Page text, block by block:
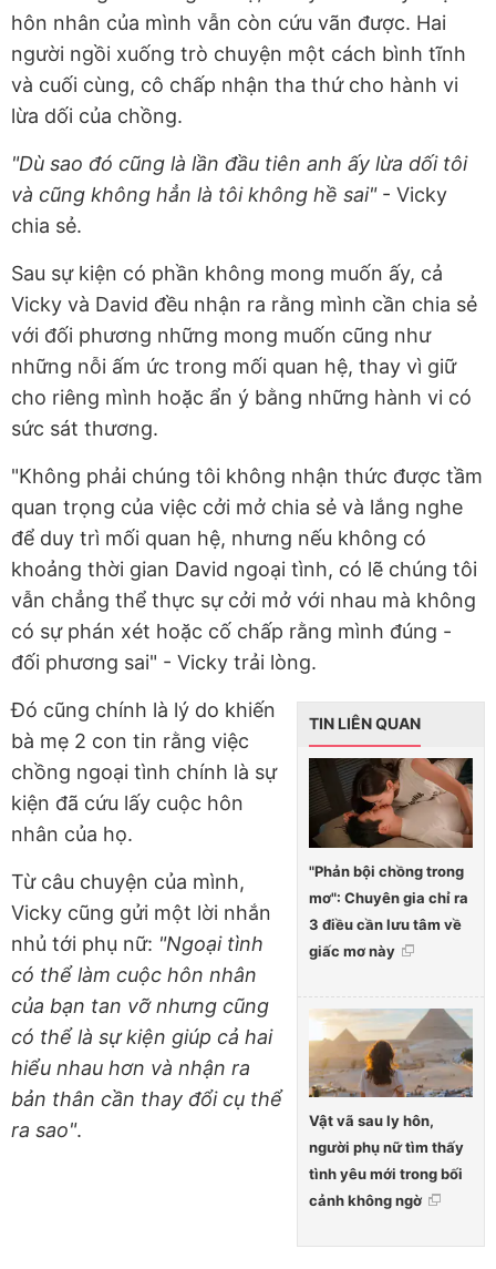
hôn nhân của mình vẫn còn cứu vãn được. Hai
người ngồi xuống trò chuyện một cách bình tĩnh
và cuối cùng, cô chấp nhận tha thứ cho hành vi
lừa dối của chồng.
"Dù sao đó cũng là lần đầu tiên anh ấy lừa dối tôi
và cũng không hẳn là tôi không hề sai"- Vicky
chia sẻ.
Sau sự kiện có phần không mong muốn ấy, cả
Vicky và David đều nhận ra rằng mình cần chia sẻ
với đối phương những mong muốn cũng như
những nỗi ấm ức trong mối quan hệ, thay vì giữ
cho riêng mình hoặc ẩn ý bằng những hành vi có
sức sát thương.
"Không phải chúng tôi không nhận thức được tầm
quan trọng của việc cởi mở chia sẻ và lắng nghe
để duy trì mối quan hệ, nhưng nếu không có
khoảng thời gian David ngoại tình, có lẽ chúng tôi
vẫn chẳng thể thực sự cởi mở với nhau mà không
có sự phán xét hoặc cố chấp rằng mình đúng -
đối phương sai" - Vicky trải lòng.
TIN LIÊN QUAN
"Phản bội chồng trong
mơ": Chuyên gia chỉ ra
3 điều cần lưu tâm về
giấc mơ này
Vật vã sau ly hôn,
người phụ nữ tìm thấy
tình yêu mới trong bối
cảnh không ngờ
Đó cũng chính là lý do khiến
bà mẹ 2 con tin rằng việc
chồng ngoại tình chính là sự
kiện đã cứu lấy cuộc hôn
nhân của họ.
Từ câu chuyện của mình,
Vicky cũng gửi một lời nhắn
nhủ tới phụ nữ: "Ngoại tình
có thể làm cuộc hôn nhân
của bạn tan vỡ nhưng cũng
có thể là sự kiện giúp cả hai
hiểu nhau hơn và nhận ra
bản thân cần thay đổi cụ thể
ra sao".